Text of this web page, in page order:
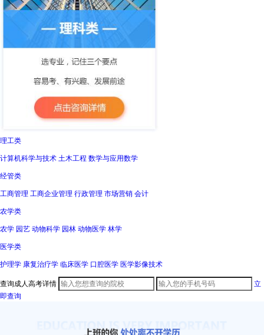
理工类
计算机科学与技术 土木工程 数学与应用数学
经管类
工商管理 工商企业管理 行政管理 市场营销 会计
农学类
农学 园艺 动物科学 园林 动物医学 林学
医学类
护理学 康复治疗学 临床医学 口腔医学 医学影像技术
查询成人高考详情
立
即查询